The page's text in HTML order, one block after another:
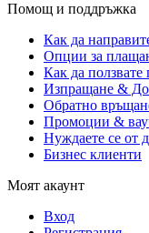
Помощ и поддръжка
Как да
Опции за
Как да ползвате
Изпращане &
Обратно
Промоции &
Нуждаете се от
Бизнес клиенти
Моят акаунт
Вход